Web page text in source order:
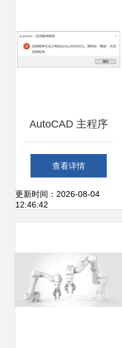
AutoCAD 主程序
acad.exe 运行错误
提示 0xc0000005
查看详情
更新时间：2026-08-04
12:46:42